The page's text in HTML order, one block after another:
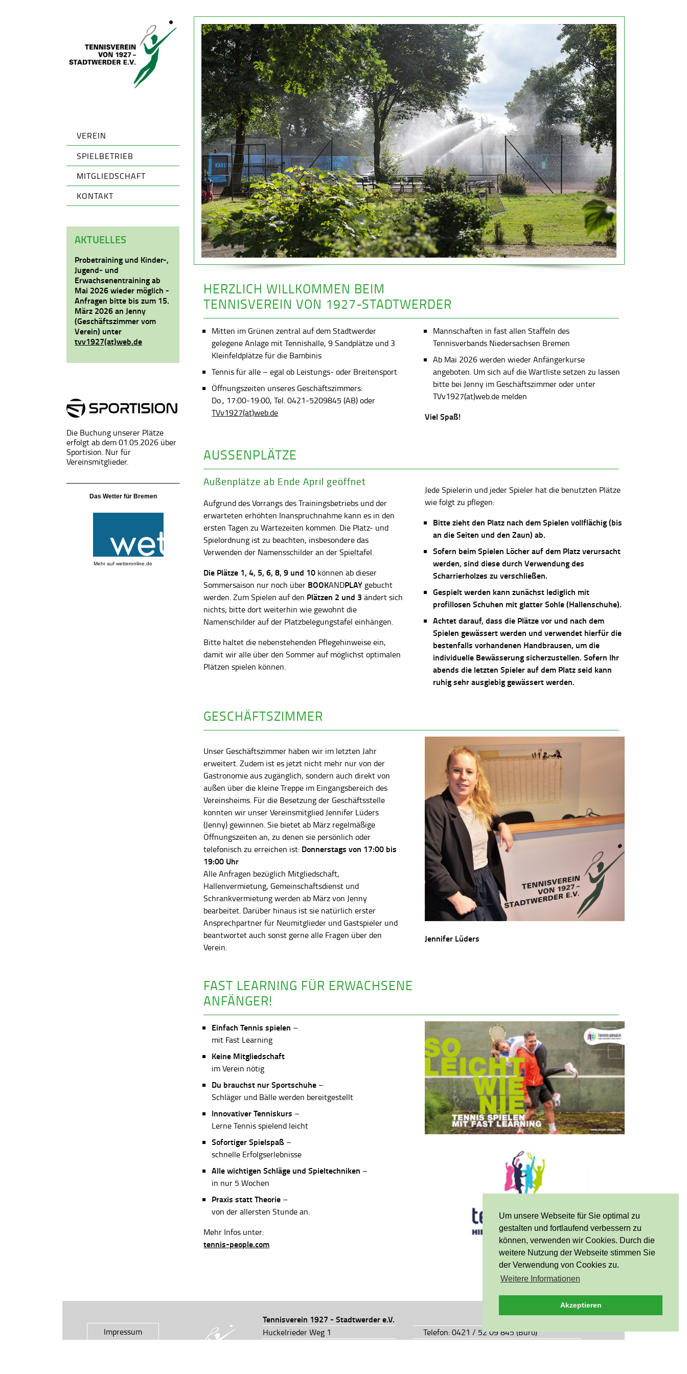
Um unsere Webseite für Sie optimal zu
gestalten und fortlaufend verbessern zu
können, verwenden wir Cookies. Durch die
weitere Nutzung der Webseite stimmen Sie
der Verwendung von Cookies zu.
Weitere Informationen
Akzeptieren
VEREIN
SPIELBETRIEB
MITGLIEDSCHAFT
KONTAKT
AKTUELLES
Probetraining und Kinder-,
Jugend- und
Erwachsenentraining ab
Mai 2026 wieder möglich -
Anfragen bitte bis zum 15.
März 2026 an Jenny
(Geschäftszimmer vom
Verein) unter
tvv1927(at)web.de
Die Buchung unserer Plätze
erfolgt ab dem 01.05.2026 über
Sportision. Nur für
Vereinsmitglieder.
Das Wetter für Bremen
Mehr auf wetteronline.de
HERZLICH WILLKOMMEN BEIM
TENNISVEREIN VON 1927-STADTWERDER
Mitten im Grünen zentral auf dem Stadtwerder
gelegene Anlage mit Tennishalle, 9 Sandplätze und 3
Kleinfeldplätze für die Bambinis
Tennis für alle – egal ob Leistungs- oder Breitensport
Öffnungszeiten unseres Geschäftszimmers:
Do., 17:00-19:00, Tel. 0421-5209845 (AB) oder
TVv1927(at)web.de
Mannschaften in fast allen Staffeln des
Tennisverbands Niedersachsen Bremen
Ab Mai 2026 werden wieder Anfängerkurse
angeboten. Um sich auf die Wartliste setzen zu lassen
bitte bei Jenny im Geschäftszimmer oder unter
TVv1927(at)web.de melden
Viel Spaß!
AUSSENPLÄTZE
Außenplätze ab Ende April geöffnet
Aufgrund des Vorrangs des Trainingsbetriebs und der
erwarteten erhöhten Inanspruchnahme kann es in den
ersten Tagen zu Wartezeiten kommen. Die Platz- und
Spielordnung ist zu beachten, insbesondere das
Verwenden der Namensschilder an der Spieltafel.
Die Plätze 1, 4, 5, 6, 8, 9 und 10 können ab dieser
Sommersaison nur noch über BOOKANDPLAY gebucht
werden. Zum Spielen auf den Plätzen 2 und 3 ändert sich
nichts; bitte dort weiterhin wie gewohnt die
Namenschilder auf der Platzbelegungstafel einhängen.
Bitte haltet die nebenstehenden Pflegehinweise ein,
damit wir alle über den Sommer auf möglichst optimalen
Plätzen spielen können.
Jede Spielerin und jeder Spieler hat die benutzten Plätze
wie folgt zu pflegen:
Bitte zieht den Platz nach dem Spielen vollflächig (bis
an die Seiten und den Zaun) ab.
Sofern beim Spielen Löcher auf dem Platz verursacht
werden, sind diese durch Verwendung des
Scharrierholzes zu verschließen.
Gespielt werden kann zunächst lediglich mit
profillosen Schuhen mit glatter Sohle (Hallenschuhe).
Achtet darauf, dass die Plätze vor und nach dem
Spielen gewässert werden und verwendet hierfür die
bestenfalls vorhandenen Handbrausen, um die
individuelle Bewässerung sicherzustellen. Sofern Ihr
abends die letzten Spieler auf dem Platz seid kann
ruhig sehr ausgiebig gewässert werden.
GESCHÄFTSZIMMER
Unser Geschäftszimmer haben wir im letzten Jahr
erweitert. Zudem ist es jetzt nicht mehr nur von der
Gastronomie aus zugänglich, sondern auch direkt von
außen über die kleine Treppe im Eingangsbereich des
Vereinsheims. Für die Besetzung der Geschäftsstelle
konnten wir unser Vereinsmitglied Jennifer Lüders
(Jenny) gewinnen. Sie bietet ab März regelmäßige
Öffnungszeiten an, zu denen sie persönlich oder
telefonisch zu erreichen ist: Donnerstags von 17:00 bis
19:00 Uhr
Alle Anfragen bezüglich Mitgliedschaft,
Hallenvermietung, Gemeinschaftsdienst und
Schrankvermietung werden ab März von Jenny
bearbeitet. Darüber hinaus ist sie natürlich erster
Ansprechpartner für Neumitglieder und Gastspieler und
beantwortet auch sonst gerne alle Fragen über den
Verein.
Jennifer Lüders
FAST LEARNING FÜR ERWACHSENE
ANFÄNGER!
Einfach Tennis spielen –
mit Fast Learning
Keine Mitgliedschaft
im Verein nötig
Du brauchst nur Sportschuhe –
Schläger und Bälle werden bereitgestellt
Innovativer Tenniskurs –
Lerne Tennis spielend leicht
Sofortiger Spielspaß –
schnelle Erfolgserlebnisse
Alle wichtigen Schläge und Spieltechniken –
in nur 5 Wochen
Praxis statt Theorie –
von der allersten Stunde an.
Mehr Infos unter:
tennis-people.com
Impressum
Tennisverein 1927 - Stadtwerder e.V.
Huckelrieder Weg 1
Telefon: 0421 / 52 09 845 (Büro)